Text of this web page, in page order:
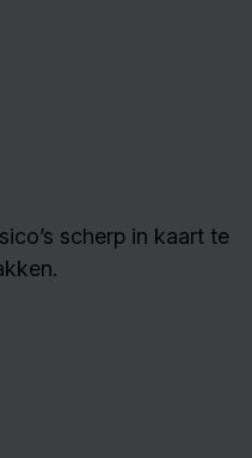
scherp in kaart te